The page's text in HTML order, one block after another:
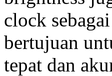
clock
bertujuan
tepat dan